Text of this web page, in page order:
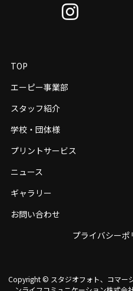
TOP
エーピー事業部
スタッフ紹介
学校・団体様
プリントサービス
ニュース
ギャラリー
お問い合わせ
プライバシーポ
Copyright © スタジオフォト、コマー